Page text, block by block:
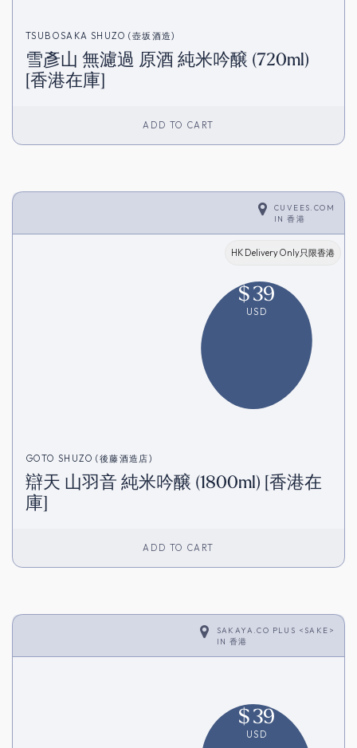
TSUBOSAKA SHUZO (壺坂酒造)
雪彥山 無濾過 原酒 純米吟醸 (720ml)
[香港在庫]
ADD TO CART
CUVEES.COM
IN香港
HK Delivery Only只限香港
$39
USD
GOTO SHUZO (後藤酒造店)
辯天 山羽音 純米吟醸 (1800ml) [香港在
庫]
ADD TO CART
SAKAYA.CO PLUS <SAKE>
IN 香港
$39
USD